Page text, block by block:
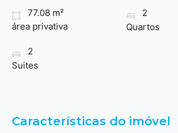
77.08 m²
área privativa
2
Quartos
2
Suites
Características do imóvel